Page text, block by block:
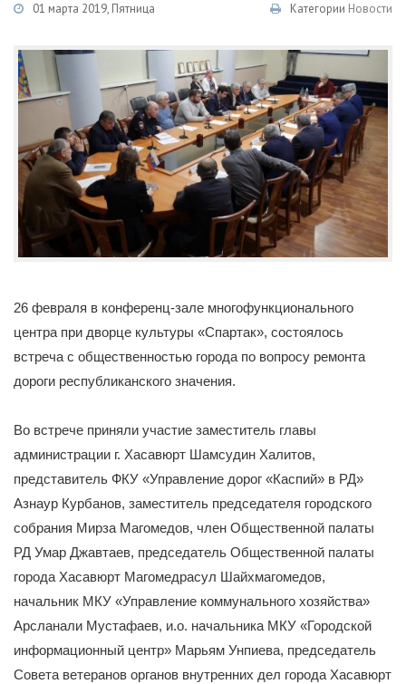
01 марта 2019, Пятница Категории Новости
26 февраля в конференц-зале многофункционального
центра при дворце культуры «Спартак», состоялось
встреча с общественностью города по вопросу ремонта
дороги республиканского значения.
Во встрече приняли участие заместитель главы
администрации г. Хасавюрт Шамсудин Халитов,
представитель ФКУ «Управление дорог «Каспий» в РД»
Азнаур Курбанов, заместитель председателя городского
собрания Мирза Магомедов, член Общественной палаты
РД Умар Джавтаев, председатель Общественной палаты
города Хасавюрт Магомедрасул Шайхмагомедов,
начальник МКУ «Управление коммунального хозяйства»
Арсланали Мустафаев, и.о. начальника МКУ «Городской
информационный центр» Марьям Унпиева, председатель
Совета ветеранов органов внутренних дел города Хасавюрт